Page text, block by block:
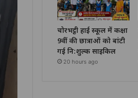
चोरभट्ठी हाई स्कूल में कक्षा
9वीं की छात्राओं को बांटी
गई नि:शुल्क साइकिल
20 hours ago